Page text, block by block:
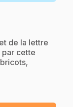
de la lettre
par cette